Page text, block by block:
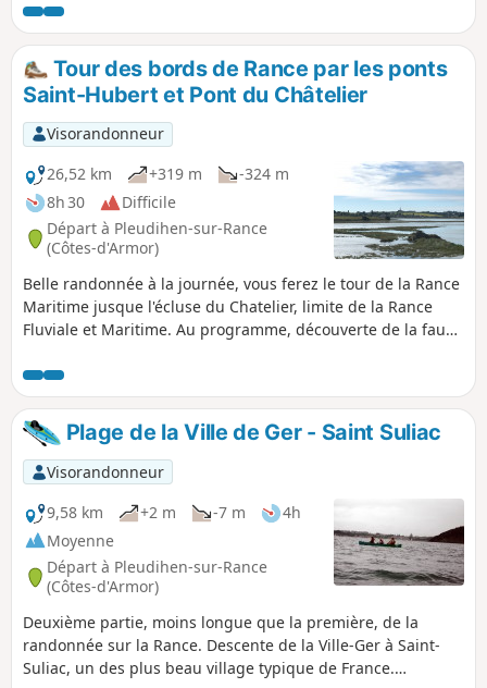
petits sentiers qui s'avancent dans la Rance vous
permettront de découvrir le Village des Bas Champs d'un
point de vue original.
Tour des bords de Rance par les ponts
Saint-Hubert et Pont du Châtelier
Visorandonneur
26,52 km
+319 m
-324 m
8h 30
Difficile
Départ à Pleudihen-sur-Rance
(Côtes-d'Armor)
Belle randonnée à la journée, vous ferez le tour de la Rance
Maritime jusque l'écluse du Chatelier, limite de la Rance
Fluviale et Maritime. Au programme, découverte de la faune
petites cales et mouillages et fonds de vallées verdoyants.
Selon la marée, vous alternerez entre petite mer et vasières.
Attention, certains passages en bords de Rance ne sont
accessibles qu'à marée basse, et peuvent être assez
glissants.
Plage de la Ville de Ger - Saint Suliac
Visorandonneur
9,58 km
+2 m -7 m
4h
Moyenne
Départ à Pleudihen-sur-Rance
(Côtes-d'Armor)
Deuxième partie, moins longue que la première, de la
randonnée sur la Rance. Descente de la Ville-Ger à Saint-
Suliac, un des plus beau village typique de France.